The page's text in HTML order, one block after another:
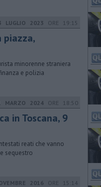
LUGLIO 2023 ORE 19:15
minorenne straniera
e polizia
MARZO 2024 ORE 18:50
in Toscana, 9
reati che vanno
sequestro
2016 ORE 15:14